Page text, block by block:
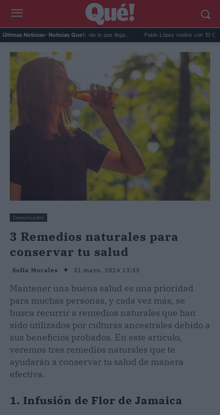
Últimas Noticias- Noticias Que!:
agosto en streaming: todo lo que llega... Pablo López vuelve con 'El Cuatro': su
Comunicados
3 Remedios naturales para
conservar tu salud
Sofía Morales 31 mayo, 2024 13:35
Mantener una buena salud es una prioridad
para muchas personas, y cada vez más, se
busca recurrir a remedios naturales que han
sido utilizados por culturas ancestrales debido a
sus beneficios probados. En este artículo,
veremos tres remedios naturales que te
ayudarán a conservar tu salud de manera
efectiva.
1. Infusión de Flor de Jamaica